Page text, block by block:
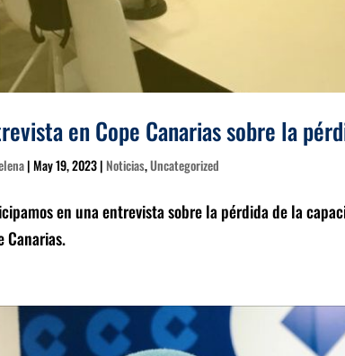
en Cope Canarias sobre la
|May 19, 2023| Noticias,Uncategorized
en una entrevista sobre la pérdida de la
Canarias.